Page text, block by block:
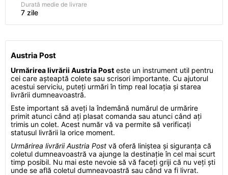
Durată medie de livrare
7 zile
Austria Post
Urmărirea livrării Austria Post este un instrument util pentru
cei care așteaptă colete sau scrisori importante. Cu ajutorul
acestui serviciu, puteți urmări în timp real locația și starea
livrării dumneavoastră.
Este important să aveți la îndemână numărul de urmărire
primit atunci când ați plasat comanda sau atunci când ați
trimis un colet. Acest număr vă va permite să verificați
statusul livrării la orice moment.
Urmărirea livrării Austria Post vă oferă liniștea și siguranța că
coletul dumneavoastră va ajunge la destinație în cel mai scurt
timp posibil. Nu mai este nevoie să vă faceți griji că nu veți ști
unde se află coletul dumneavoastră sau când va fi livrat.